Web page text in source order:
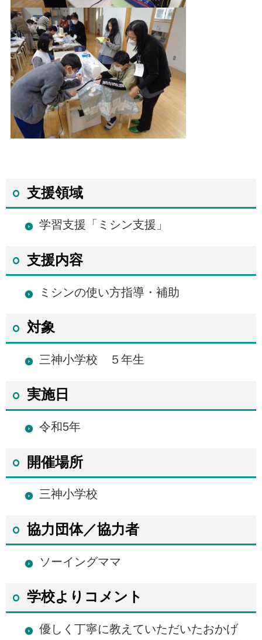
支援領域
学習支援「ミシン支援」
支援内容
ミシンの使い方指導・補助
対象
三神小学校 ５年生
実施日
令和5年
開催場所
三神小学校
協力団体／協力者
ソーイングママ
学校よりコメント
優しく丁寧に教えていただいたおかげ